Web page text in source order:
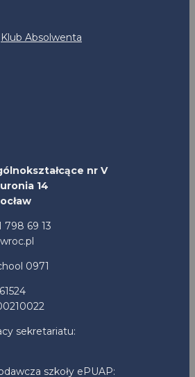
Klub Absolwenta
nr V
14
798 69 13
0971
sekretariatu:
szkoły ePUAP: